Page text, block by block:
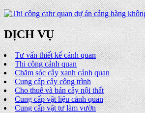
DỊCH VỤ
Tư vấn thiết kế cảnh quan
Thi công cảnh quan
Chăm sóc cây xanh cảnh quan
Cung cấp cây công trình
Cho thuê và bán cây nội thất
Cung cấp vật liệu cảnh quan
Cung cấp vật tư làm vườn